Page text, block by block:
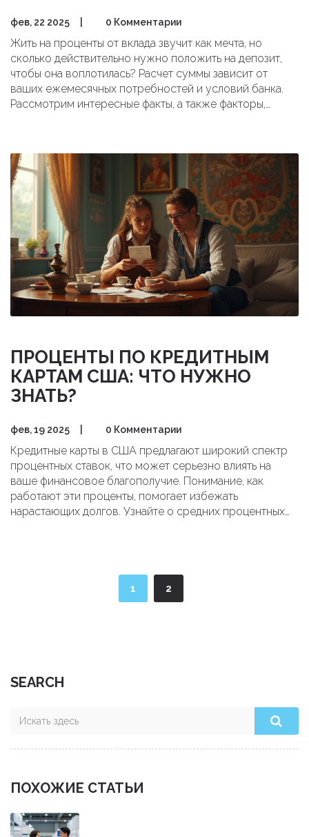
фев, 22 2025 0 Комментарии
Жить на проценты от вклада звучит как мечта, но
сколько действительно нужно положить на депозит,
чтобы она воплотилась? Расчет суммы зависит от
ваших ежемесячных потребностей и условий банка.
Рассмотрим интересные факты, а также факторы,
ПРОЦЕНТЫ ПО КРЕДИТНЫМ
КАРТАМ США: ЧТО НУЖНО
ЗНАТЬ?
фев, 19 2025 0 Комментарии
Кредитные карты в США предлагают широкий спектр
процентных ставок, что может серьезно влиять на
ваше финансовое благополучие. Понимание, как
работают эти проценты, помогает избежать
нарастающих долгов. Узнайте о средних процентных
оптимизации кредитного рейтинга.
1 2
SEARCH
ПОХОЖИЕ СТАТЬИ